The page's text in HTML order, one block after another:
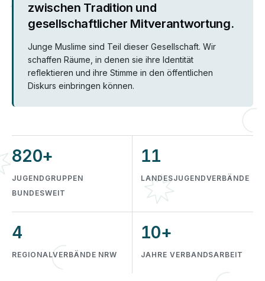
zwischen Tradition und
gesellschaftlicher Mitverantwortung.
Junge Muslime sind Teil dieser Gesellschaft. Wir
schaffen Räume, in denen sie ihre Identität
reflektieren und ihre Stimme in den öffentlichen
Diskurs einbringen können.
820+
JUGENDGRUPPEN
BUNDESWEIT
11
LANDESJUGENDVERBÄNDE
4
REGIONALVERBÄNDE NRW
10+
JAHRE VERBANDSARBEIT